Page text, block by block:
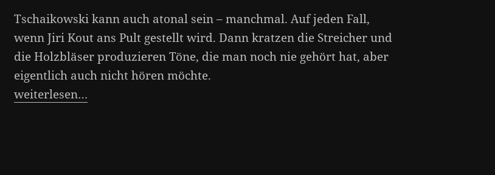
Tschaikowski kann auch atonal sein – manchmal. Auf jeden Fall,
wenn Jiri Kout ans Pult gestellt wird. Dann kratzen die Streicher und
die Holzbläser produzieren Töne, die man noch nie gehört hat, aber
eigentlich auch nicht hören möchte.
weiterlesen…